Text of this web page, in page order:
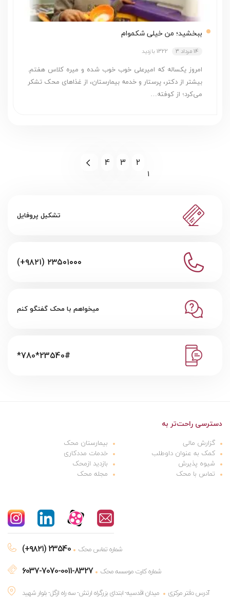
ببخشید؛ من خیلی شکموام
14 مرداد 3 1322 بازدید
امروز یکساله که امیرعلی خوب خوب شده و میره کلاس هفتم.
بیشتر از دکتر، پرستار و خدمه بیمارستان، از غذاهای محک تشکر
می‌کرد؛ از کوفته…
1
2
3
4
تشکیل پروفایل
(+۹۸۲۱) ۲۳۵۰۱۰۰۰
میخواهم با محک گفتگو کنم
*780*23540#
دسترسی راحت‌تر به
گزارش مالی
بیمارستان محک
کمک به عنوان داوطلب
خدمات مددکاری
شیوه پذیرش
بازدید ازمحک
تماس با محک
مجله محک
(+۹۸۲۱) 23540 شماره تماس محک
6037-7070-0011-8327
شماره کارت موسسه محک
آدرس دفتر مرکزی
میدان اقدسیه- ابتدای بزرگراه ارتش- سه راه ازگل- بلوار شهید